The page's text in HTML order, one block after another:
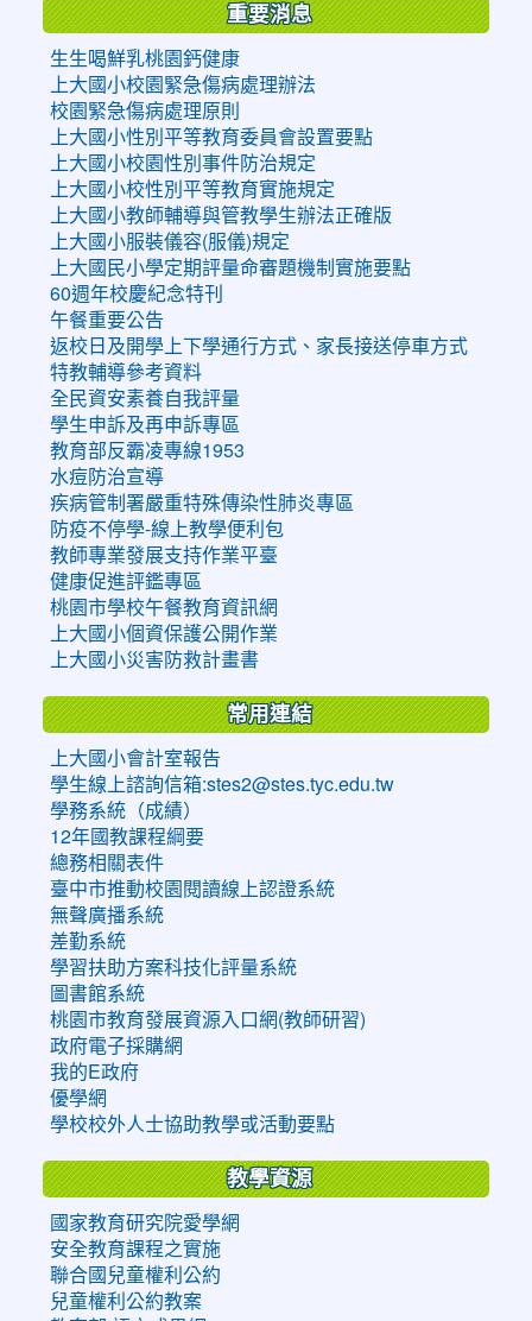
重要消息
生生喝鮮乳桃園鈣健康
上大國小校園緊急傷病處理辦法
校園緊急傷病處理原則
上大國小性別平等教育委員會設置要點
上大國小校園性別事件防治規定
上大國小校性別平等教育實施規定
上大國小教師輔導與管教學生辦法正確版
上大國小服裝儀容(服儀)規定
上大國民小學定期評量命審題機制實施要點
60週年校慶紀念特刊
午餐重要公告
返校日及開學上下學通行方式、家長接送停車方式
特教輔導參考資料
全民資安素養自我評量
學生申訴及再申訴專區
教育部反霸凌專線1953
水痘防治宣導
疾病管制署嚴重特殊傳染性肺炎專區
防疫不停學-線上教學便利包
教師專業發展支持作業平臺
健康促進評鑑專區
桃園市學校午餐教育資訊網
上大國小個資保護公開作業
上大國小災害防救計畫書
常用連結
上大國小會計室報告
學生線上諮詢信箱:stes2@stes.tyc.edu.tw
學務系統（成績）
12年國教課程綱要
總務相關表件
臺中市推動校園閱讀線上認證系統
無聲廣播系統
差勤系統
學習扶助方案科技化評量系統
圖書館系統
桃園市教育發展資源入口網(教師研習)
政府電子採購網
我的E政府
優學網
學校校外人士協助教學或活動要點
教學資源
國家教育研究院愛學網
安全教育課程之實施
聯合國兒童權利公約
兒童權利公約教案